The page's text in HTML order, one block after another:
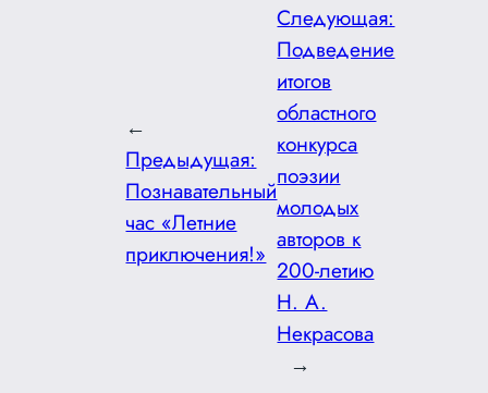
←
Предыдущая:
Познавательный
час «Летние
приключения!»
Следующая:
Подведение
итогов
областного
конкурса
поэзии
молодых
авторов к
200-летию
Н. А.
Некрасова
→